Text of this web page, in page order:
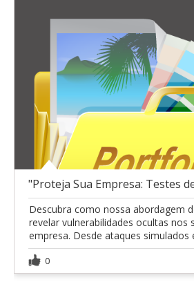
Descubra como nossa abordagem
revelar vulnerabilidades ocultas nos
empresa. Desde ataques simulados
0